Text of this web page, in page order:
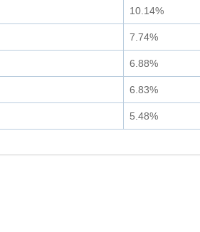
10.14%
7.74%
6.88%
6.83%
5.48%